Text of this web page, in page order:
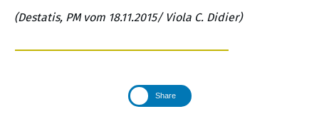
(Destatis, PM vom 18.11.2015/ Viola C. Didier)
Share